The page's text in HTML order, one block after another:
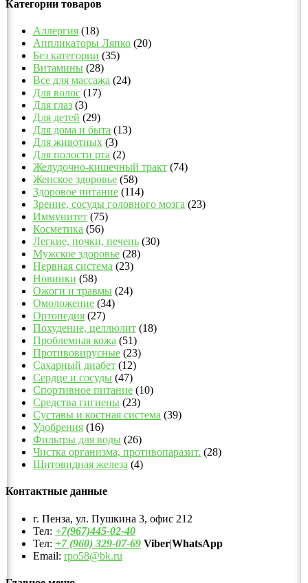
Категории товаров
Аллергия (18)
Аппликаторы Ляпко (20)
Без категории (35)
Витамины (28)
Все для массажа (24)
Для волос (17)
Для глаз (3)
Для детей (29)
Для дома и быта (13)
Для животных (3)
Для полости рта (2)
Желудочно-кишечный тракт (74)
Женское здоровье (58)
Здоровое питание (114)
Зрение, сосуды головного мозга (23)
Иммунитет (75)
Косметика (56)
Легкие, почки, печень (30)
Мужское здоровье (28)
Нервная система (23)
Новинки (58)
Ожоги и травмы (24)
Омоложение (34)
Ортопедия (27)
Похудение, целлюлит (18)
Проблемная кожа (51)
Противовирусные (23)
Сахарный диабет (12)
Сердце и сосуды (47)
Спортивное питание (10)
Средства гигиены (23)
Суставы и костная система (39)
Удобрения (16)
Фильтры для воды (26)
Чистка организма, противопаразит. (28)
Щитовидная железа (4)
Контактные данные
г. Пенза, ул. Пушкина 3, офис 212
Тел: +7(967)445-02-40
Тел: +7 (960) 329-07-69 Viber|WhatsApp
Email: rpo58@bk.ru